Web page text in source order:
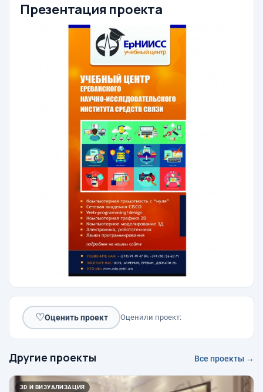
Презентация проекта
♡Оценить проект Оценили проект:
Другие проекты Все проекты →
3D И ВИЗУАЛИЗАЦИЯ